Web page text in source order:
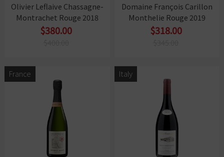
Olivier Leflaive Chassagne-
Montrachet Rouge 2018
$380.00
Domaine François Carillon
Monthelie Rouge 2019
$318.00
France Italy